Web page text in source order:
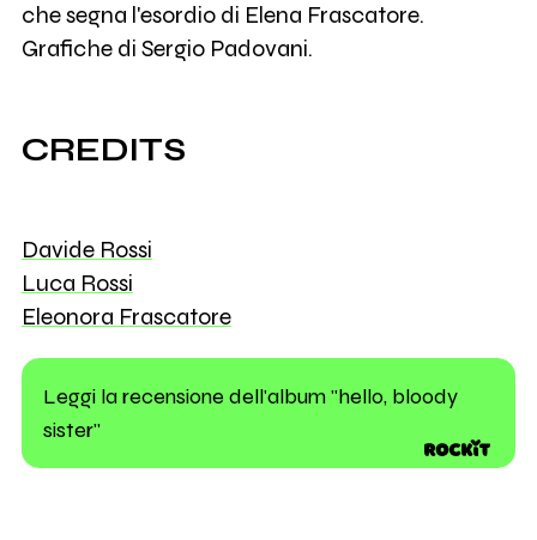
che segna l'esordio di Elena Frascatore.
Grafiche di Sergio Padovani.
CREDITS
Davide Rossi
Luca Rossi
Eleonora Frascatore
Leggi la recensione dell'album "hello, bloody
sister"